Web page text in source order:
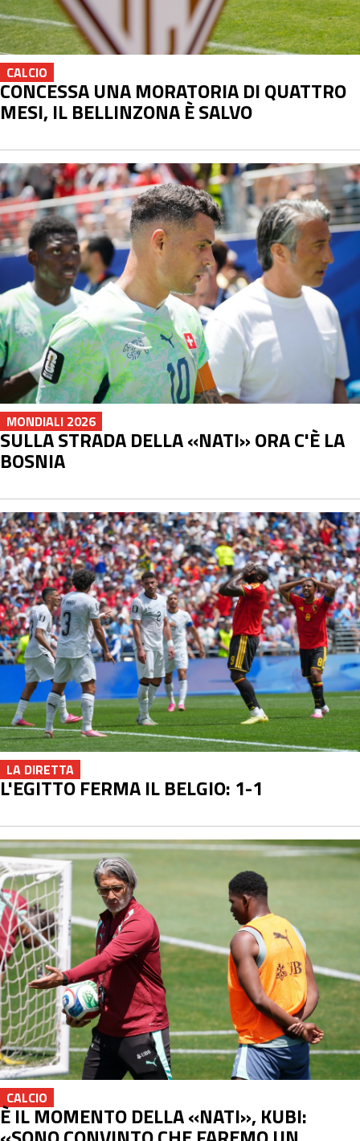
CALCIO
CONCESSA UNA MORATORIA DI QUATTRO
MESI, IL BELLINZONA È SALVO
MONDIALI 2026
SULLA STRADA DELLA «NATI» ORA C'È LA
BOSNIA
LA DIRETTA
L'EGITTO FERMA IL BELGIO: 1-1
CALCIO
È IL MOMENTO DELLA «NATI», KUBI: